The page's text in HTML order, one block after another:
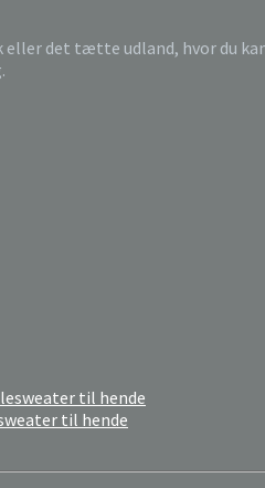
eller det tætte udland, hvor du
til hende